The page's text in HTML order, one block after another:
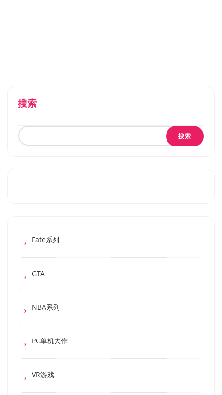
搜索
搜索
Fate系列
GTA
NBA系列
PC单机大作
VR游戏